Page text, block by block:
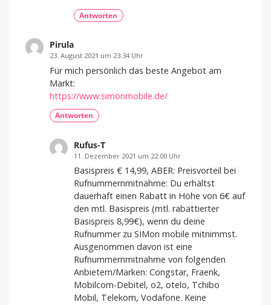
Antworten
Pirula
23. August 2021 um 23:34 Uhr
Für mich persönlich das beste Angebot am
Markt:
https://www.simonmobile.de/
Antworten
Rufus-T
11. Dezember 2021 um 22:00 Uhr
Basispreis € 14,99, ABER: Preisvorteil bei
Rufnummernmitnahme: Du erhältst
dauerhaft einen Rabatt in Höhe von 6€ auf
den mtl. Basispreis (mtl. rabattierter
Basispreis 8,99€), wenn du deine
Rufnummer zu SIMon mobile mitnimmst.
Ausgenommen davon ist eine
Rufnummernmitnahme von folgenden
Anbietern/Marken: Congstar, Fraenk,
Mobilcom-Debitel, o2, otelo, Tchibo
Mobil, Telekom, Vodafone. Keine